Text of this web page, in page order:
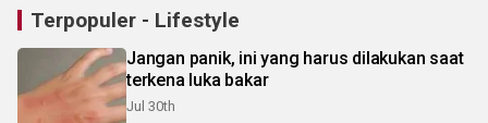
Terpopuler - Lifestyle
Jangan panik, ini yang harus dilakukan saat
terkena luka bakar
Jul 30th